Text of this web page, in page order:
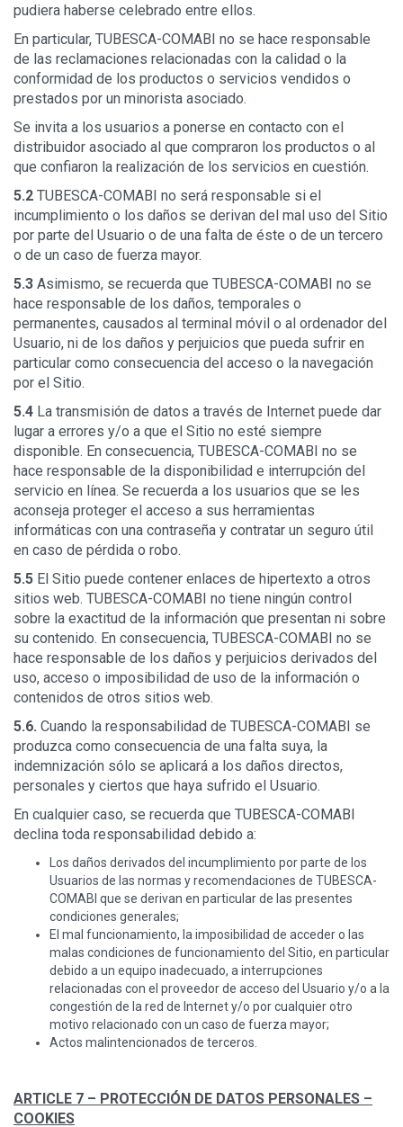
pudiera haberse celebrado entre ellos.
En particular, TUBESCA-COMABI no se hace responsable
de las reclamaciones relacionadas con la calidad o la
conformidad de los productos o servicios vendidos o
prestados por un minorista asociado.
Se invita a los usuarios a ponerse en contacto con el
distribuidor asociado al que compraron los productos o al
que confiaron la realización de los servicios en cuestión.
5.2 TUBESCA-COMABI no será responsable si el
incumplimiento o los daños se derivan del mal uso del Sitio
por parte del Usuario o de una falta de éste o de un tercero
o de un caso de fuerza mayor.
5.3 Asimismo, se recuerda que TUBESCA-COMABI no se
hace responsable de los daños, temporales o
permanentes, causados al terminal móvil o al ordenador del
Usuario, ni de los daños y perjuicios que pueda sufrir en
particular como consecuencia del acceso o la navegación
por el Sitio.
5.4 La transmisión de datos a través de Internet puede dar
lugar a errores y/o a que el Sitio no esté siempre
disponible. En consecuencia, TUBESCA-COMABI no se
hace responsable de la disponibilidad e interrupción del
servicio en línea. Se recuerda a los usuarios que se les
aconseja proteger el acceso a sus herramientas
informáticas con una contraseña y contratar un seguro útil
en caso de pérdida o robo.
5.5 El Sitio puede contener enlaces de hipertexto a otros
sitios web. TUBESCA-COMABI no tiene ningún control
sobre la exactitud de la información que presentan ni sobre
su contenido. En consecuencia, TUBESCA-COMABI no se
hace responsable de los daños y perjuicios derivados del
uso, acceso o imposibilidad de uso de la información o
contenidos de otros sitios web.
5.6. Cuando la responsabilidad de TUBESCA-COMABI se
produzca como consecuencia de una falta suya, la
indemnización sólo se aplicará a los daños directos,
personales y ciertos que haya sufrido el Usuario.
En cualquier caso, se recuerda que TUBESCA-COMABI
declina toda responsabilidad debido a:
Los daños derivados del incumplimiento por parte de los
Usuarios de las normas y recomendaciones de TUBESCA-
COMABI que se derivan en particular de las presentes
condiciones generales;
El mal funcionamiento, la imposibilidad de acceder o las
malas condiciones de funcionamiento del Sitio, en particular
debido a un equipo inadecuado, a interrupciones
relacionadas con el proveedor de acceso del Usuario y/o a la
congestión de la red de Internet y/o por cualquier otro
motivo relacionado con un caso de fuerza mayor;
Actos malintencionados de terceros.
ARTICLE 7 – PROTECCIÓN DE DATOS PERSONALES –
COOKIES